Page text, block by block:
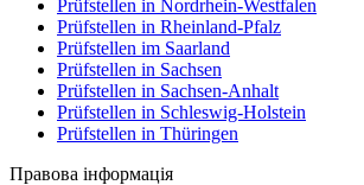
Prüfstellen in Nordrhein-Westfalen
Prüfstellen in Rheinland-Pfalz
Prüfstellen im Saarland
Prüfstellen in Sachsen
Prüfstellen in Sachsen-Anhalt
Prüfstellen in Schleswig-Holstein
Prüfstellen in Thüringen
Правова інформація